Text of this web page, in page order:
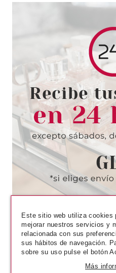
SISLEY
YEUX ET
Pvr 211.00€
-37%
Este sitio web utiliza cookies
mejorar nuestros servicios y
relacionada con sus
sus hábitos de navegación.
sobre su uso pulse el botón
Más